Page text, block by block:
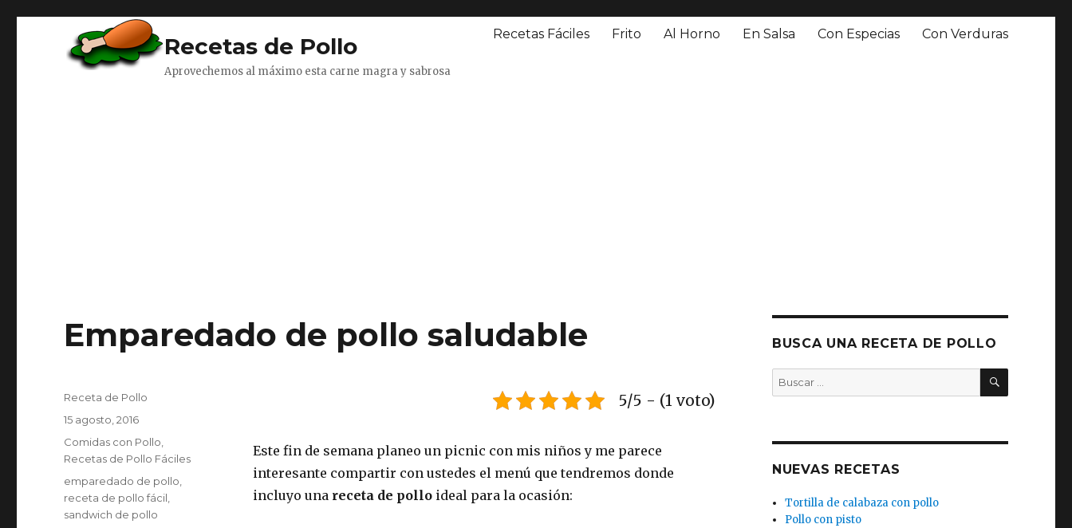
Recetas de Pollo
Aprovechemos al máximo esta carne magra y sabrosa
Recetas Fáciles Frito Al Horno En Salsa Con Especias Con Verduras
Emparedado de pollo saludable
5/5 - (1 voto)
Este fin de semana planeo un picnic con mis niños y me parece
interesante compartir con ustedes el menú que tendremos donde
incluyo una receta de polloideal para la ocasión:
Autor
Receta de Pollo
Publicado
15 agosto, 2016
Categorías
Comidas con Pollo
Recetas de Pollo Fáciles
Etiquetas
emparedado de pollo
receta de pollo fácil
sandwich de pollo
BUSCA UNA RECETA DE POLLO
Buscar
por:
BUSCAR
NUEVAS RECETAS
Tortilla de calabaza con pollo
Pollo con pisto